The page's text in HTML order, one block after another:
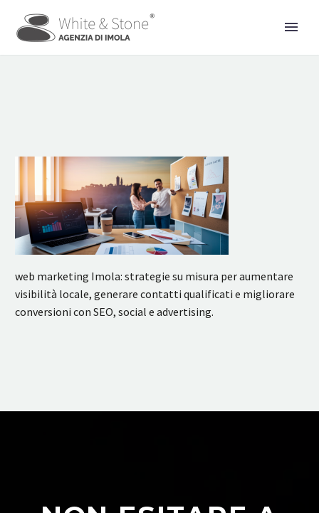
web marketing Imola: strategie su misura per aumentare
visibilità locale, generare contatti qualificati e migliorare
conversioni con SEO, social e advertising.